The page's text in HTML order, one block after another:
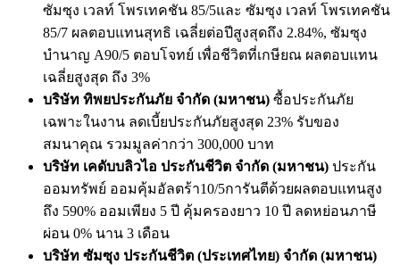
ซัมซุง เวลท์ โพรเทคชัน 85/5และ ซัมซุง เวลท์ โพรเทคชัน
85/7 ผลตอบแทนสุทธิ เฉลี่ยต่อปีสูงสุดถึง 2.84%, ซัมซุง
บำนาญ A90/5 ตอบโจทย์ เพื่อชีวิตที่เกษียณ ผลตอบแทน
เฉลี่ยสูงสุด ถึง 3%
บริษัท ทิพยประกันภัย จำกัด (มหาชน) ซื้อประกันภัย
เฉพาะในงาน ลดเบี้ยประกันภัยสูงสุด 23% รับของ
สมนาคุณ รวมมูลค่ากว่า 300,000 บาท
บริษัท เคดับบลิวไอ ประกันชีวิต จำกัด (มหาชน) ประกัน
ออมทรัพย์ ออมคุ้มอัลตร้า10/5การันตีด้วยผลตอบแทนสูง
ถึง 590% ออมเพียง 5 ปี คุ้มครองยาว 10 ปี ลดหย่อนภาษี
ผ่อน 0% นาน 3 เดือน
บริษัท ซัมซุง ประกันชีวิต (ประเทศไทย) จำกัด (มหาชน)